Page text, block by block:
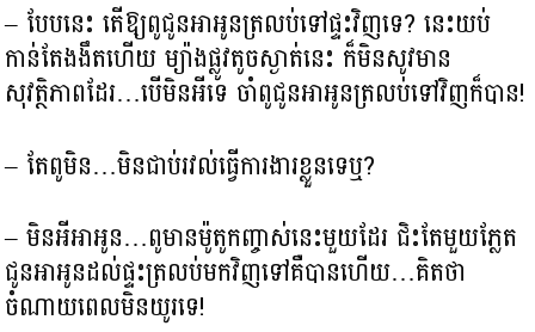
– បែបនេះ តើឱ្យពូជូនអាអូនត្រលប់ទៅផ្ទះវិញទេ? នេះយប់
កាន់តែងងឹតហើយ ម្យ៉ាងផ្លូវតូចស្ងាត់នេះ ក៏មិនសូវមាន
សុវត្ថិភាពដែរ…បើមិនអីទេ ចាំពូជូនអាអូនត្រលប់ទៅវិញក៏បាន!
– តែពូមិន…មិនជាប់រវល់ធ្វើការងារខ្លួនទេឬ?
– មិនអីអាអូន…ពូមានម៉ូតូកញ្ចាស់នេះមួយដែរ ជិះតែមួយភ្លែត
ជូនអាអូនដល់ផ្ទះត្រលប់មកវិញទៅគឺបានហើយ…គិតថា
ចំណាយពេលមិនយូរទេ!